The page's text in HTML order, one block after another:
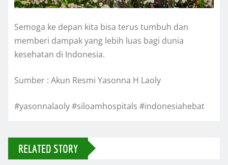
Semoga ke depan kita bisa terus tumbuh dan
memberi dampak yang lebih luas bagi dunia
kesehatan di Indonesia.
Sumber : Akun Resmi Yasonna H Laoly
#yasonnalaoly #siloamhospitals #indonesiahebat
RELATED STORY